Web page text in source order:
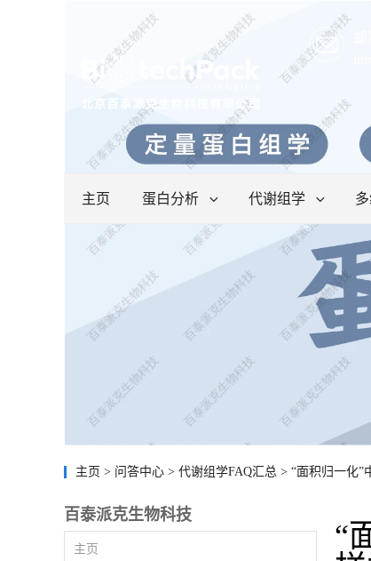
主页 蛋白分析 代谢组学
主页 > 问答中心 > 代谢组学FAQ汇总 > “面积归一化”
百泰派克生物科技
主页
“